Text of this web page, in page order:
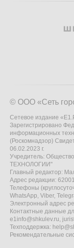
© ООО «Сеть
Сетевое издание
Зарегистрировано
информационных
(Роскомнадзор)
06.02.2023 г.
Учредитель:
ТЕХНОЛОГИИ"
Главный редактор:
Адрес редакции:
Телефоны
WhatsApp, Viber,
Электронный адрес
Контактные данные
e1info@shkulev.ru,
Техподдержка:
Рекомендательные